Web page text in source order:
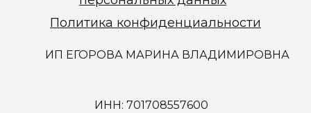
ИП ЕГОРОВА МАРИНА ВЛАДИМИРОВНА
ИНН: 701708557600
Политика конфиденциальности